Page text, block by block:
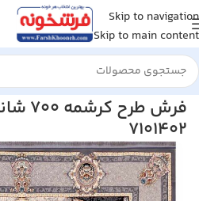
Skip to navigation
Skip to main content
خانه/فرش ماشینی/فرش 700 شانه
7101402